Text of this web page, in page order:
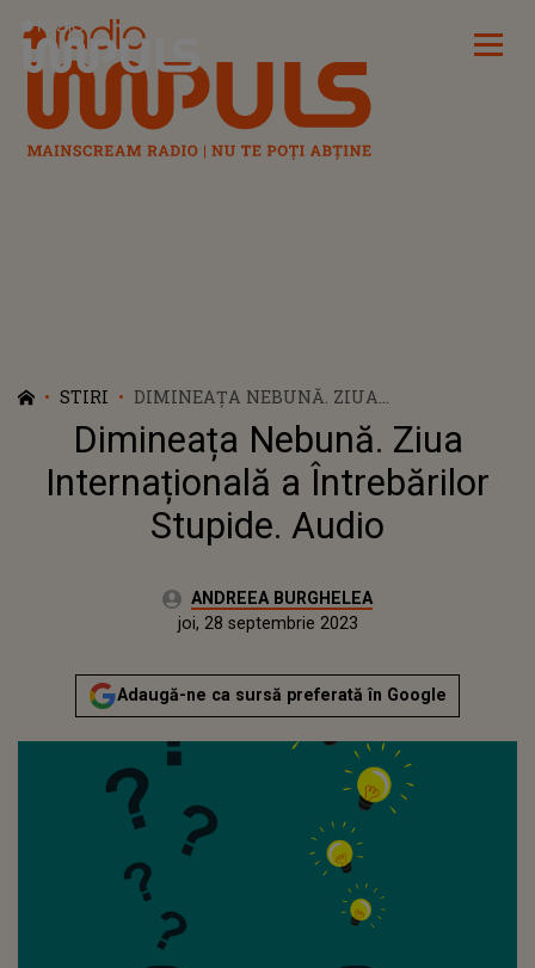
Radio Impuls
STIRI
DIMINEAȚA NEBUNĂ. ZIUA
INTERNAȚIONALĂ A ÎNTREBĂRILOR
STUPIDE. AUDIO
Dimineața Nebună. Ziua
Internațională a Întrebărilor
Stupide. Audio
Autor:ANDREEA BURGHELEA
miercuri, 28 septembrie 2022
Actualizat:
joi, 28 septembrie 2023
Adaugă-ne ca sursă preferată în Google